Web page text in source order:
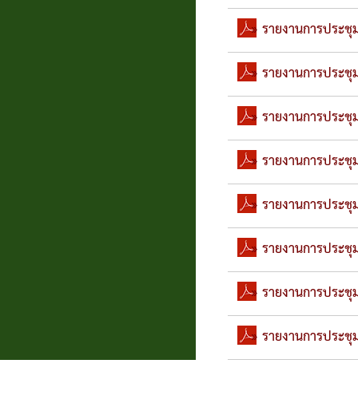
» รายงานการประ
» รายงานการปร
» รายงานการปร
» รายงานการปร
» รายงานการปร
» รายงานการปร
» รายงานการปร
» รายงานการปร